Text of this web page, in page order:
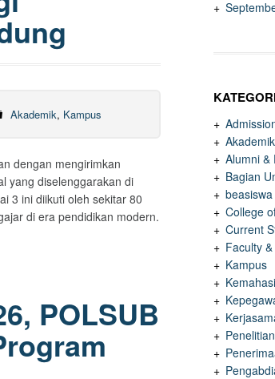
Akademik, Kampus
dengan mengirimkan
yang diselenggarakan di
3 ini diikuti oleh sekitar 80
di era pendidikan modern.
POLSUB
Akademik
Alumni &
Bagian
beasiswa
College
Current
Faculty
Kampus
Penelitian